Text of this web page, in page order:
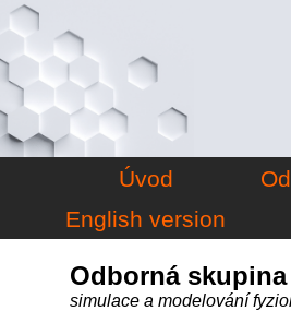
Úvod
English version
Odborná
simulace a modelování